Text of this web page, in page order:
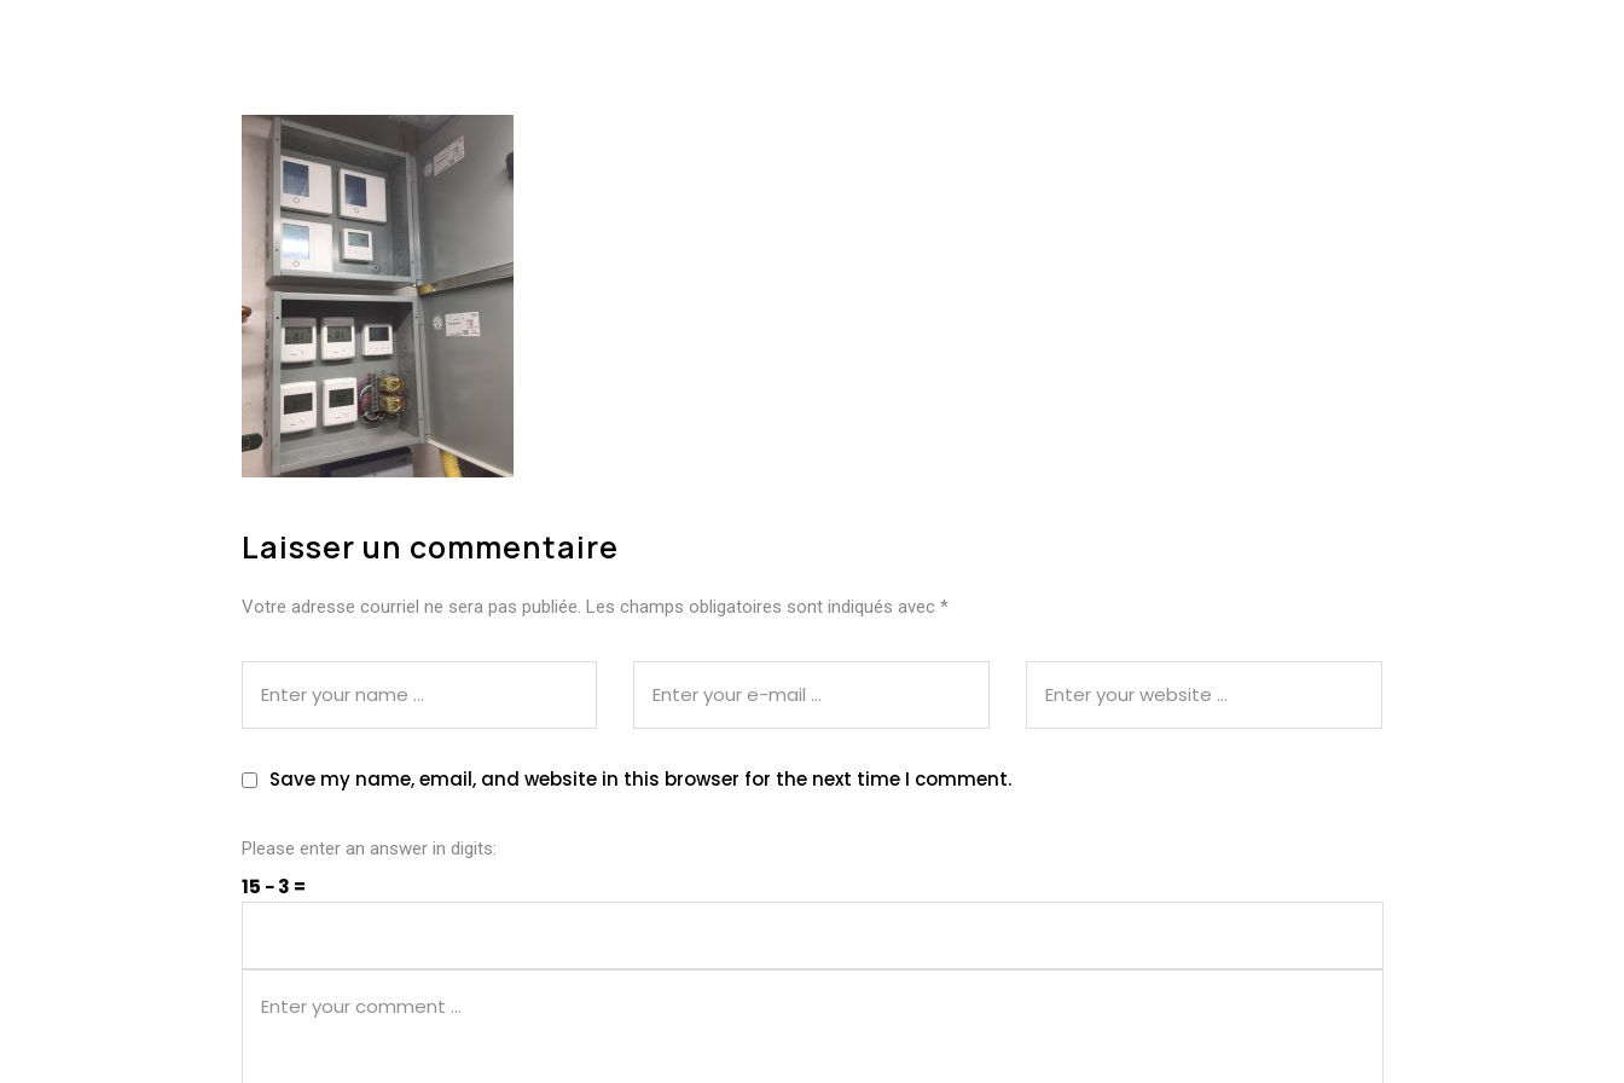
Laisser un commentaire
Votre adresse courriel ne sera pas publiée. Les champs obligatoires sont indiqués avec *
Save my name, email, and website in this browser for the next time I comment.
Please enter an answer in digits:
15 − 3 =